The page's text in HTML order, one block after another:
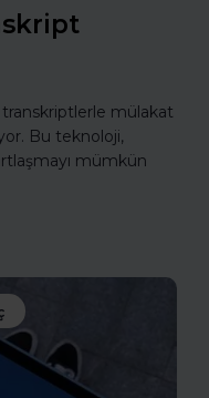
transkriptlerle mülakat
Bu teknoloji,
mümkün